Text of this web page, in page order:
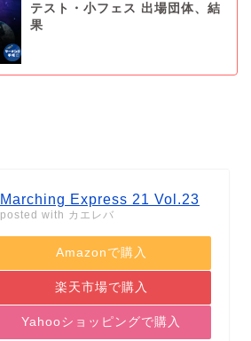
テスト・小フェス 出場団体、結
果
Marching Express 21 Vol.23
posted with カエレバ
Amazonで購入
楽天市場で購入
Yahooショッピングで購入